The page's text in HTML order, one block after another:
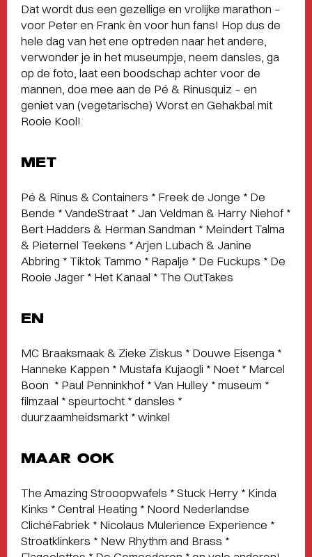
Dat wordt dus een gezellige en vrolijke marathon –
voor Peter en Frank èn voor hun fans! Hop dus de
hele dag van het ene optreden naar het andere,
verwonder je in het museumpje, neem dansles, ga
op de foto, laat een boodschap achter voor de
mannen, doe mee aan de Pé & Rinusquiz – en
geniet van (vegetarische) Worst en Gehakbal mit
Rooie Kool!
MET
Pé & Rinus & Containers * Freek de Jonge * De
Bende * VandeStraat * Jan Veldman & Harry Niehof *
Bert Hadders & Herman Sandman * Meindert Talma
& Pieternel Teekens * Arjen Lubach & Janine
Abbring * Tiktok Tammo * Rapalje * De Fuckups * De
Rooie Jager * Het Kanaal * The OutTakes
EN
MC Braaksmaak & Zieke Ziskus * Douwe Eisenga *
Hanneke Kappen * Mustafa Kujaogli * Noet * Marcel
Boon * Paul Penninkhof * Van Hulley * museum *
filmzaal * speurtocht * dansles *
duurzaamheidsmarkt * winkel
MAAR OOK
The Amazing Strooopwafels * Stuck Herry * Kinda
Kinks * Central Heating * Noord Nederlandse
ClichéFabriek * Nicolaus Mulerience Experience *
Stroatklinkers * New Rhythm and Brass *